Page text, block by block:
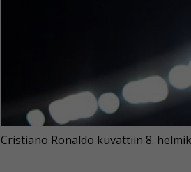
Cristiano Ronaldo kuvattiin 8.